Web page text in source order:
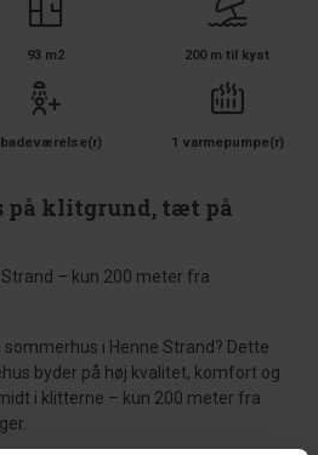
93 m2 200 m til kyst
badeværelse(r) 1 varmepumpe(r)
på klitgrund, tæt på
– kun 200 meter fra
i Henne Strand? Dette
byder på høj kvalitet, komfort og
i klitterne – kun 200 meter fra